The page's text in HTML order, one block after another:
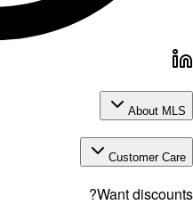
About
Customer
Want